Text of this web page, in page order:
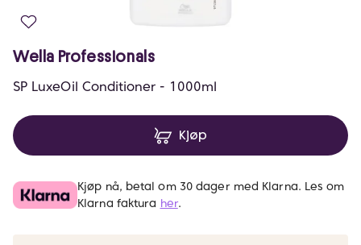
Wella Professionals
SP LuxeOil Conditioner - 1000ml
Kjøp
Kjøp nå, betal om 30 dager med Klarna. Les om
Klarna faktura her.